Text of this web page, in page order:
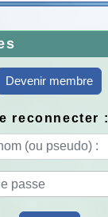
Devenir membre
reconnecter :